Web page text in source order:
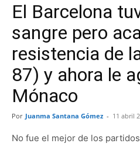
El Barcelona
sangre pero
resistencia de
87) y ahora le
Mónaco
Por Juanma Santana Gómez - 11 abril
No fue el mejor de los